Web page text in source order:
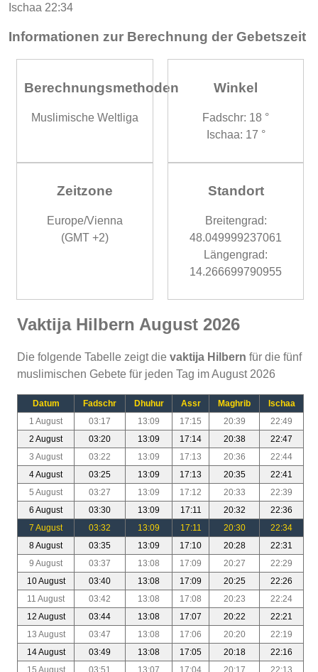
Ischaa 22:34
Informationen zur Berechnung der Gebetszeit
Berechnungsmethoden
Muslimische Weltliga
Winkel
Fadschr: 18 °
Ischaa: 17 °
Zeitzone
Europe/Vienna
(GMT +2)
Standort
Breitengrad:
48.049999237061
Längengrad:
14.266699790955
Vaktija Hilbern August 2026
Die folgende Tabelle zeigt die vaktija Hilbern für die fünf
muslimischen Gebete für jeden Tag im August 2026
Datum Fadschr Dhuhur Assr Maghrib
Ischaa
1 August
03:17 13:09 17:15 20:39
22:49
2 August
03:20 13:09 17:14 20:38
22:47
3 August
03:22 13:09 17:13 20:36
22:44
4 August
03:25 13:09 17:13 20:35
22:41
5 August
03:27 13:09 17:12 20:33
22:39
6 August
03:30 13:09 17:11 20:32
22:36
7 August
03:32 13:09 17:11 20:30
22:34
8 August
03:35 13:09 17:10 20:28
22:31
9 August
03:37 13:08 17:09 20:27
22:29
10 August
03:40 13:08 17:09 20:25
22:26
11 August
03:42 13:08 17:08 20:23
22:24
12 August
03:44 13:08 17:07 20:22
22:21
13 August
03:47 13:08 17:06 20:20
22:19
14 August
03:49 13:08 17:05 20:18
22:16
15 August
03:51 13:07 17:04 20:17 22:13